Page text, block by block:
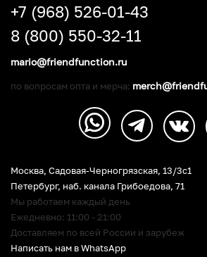
Москва, Садовая-Черногрязская, 13/3c1
Петербург, наб. канала Грибоедова, 71
Мы работаем каждый день
Ежедневно: 11:00 - 21:00
Доставляем по всей России и зарубеж
Написать нам в WhatsApp
+7 (968) 526-01-43
8 (800) 550-32-11
mario@friendfunction.ru
по вопросам опта и мерча: